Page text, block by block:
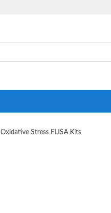
Oxidative Stress ELISA Kits